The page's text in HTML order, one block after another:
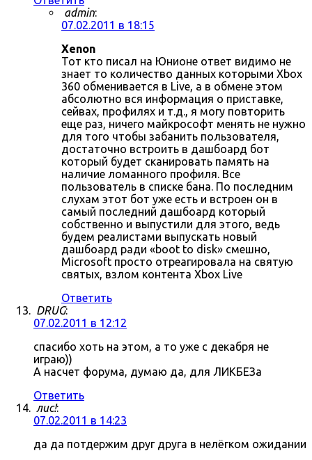
admin:
07.02.2011 в 18:15
Xenon
Тот кто писал на Юнионе ответ видимо не
знает то количество данных которыми Xbox
360 обменивается в Live, а в обмене этом
абсолютно вся информация о приставке,
сейвах, профилях и т.д., я могу повторить
еще раз, ничего майкрософт менять не нужно
для того чтобы забанить пользователя,
достаточно встроить в дашбоард бот
который будет сканировать память на
наличие ломанного профиля. Все
пользователь в списке бана. По последним
слухам этот бот уже есть и встроен он в
самый последний дашбоард который
собственно и выпустили для этого, ведь
будем реалистами выпускать новый
дашбоард ради «boot to disk» смешно,
Microsoft просто отреагировала на святую
святых, взлом контента Xbox Live
Ответить
DRUG:
07.02.2011 в 12:12
спасибо хоть на этом, а то уже с декабря не
играю))
А насчет форума, думаю да, для ЛИКБЕЗа
Ответить
лис!:
07.02.2011 в 14:23
да да потдержим друг друга в нелёгком ожидании